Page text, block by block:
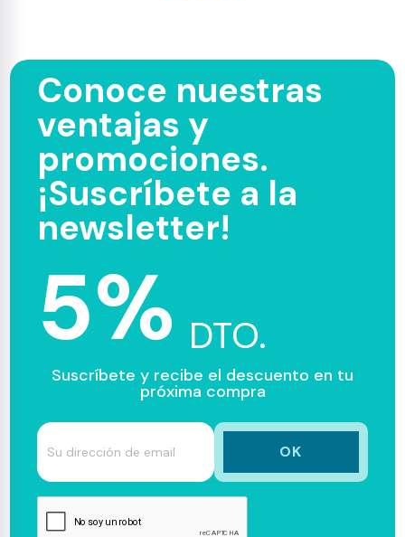
Conoce nuestras
ventajas y
promociones.
¡Suscríbete a la
newsletter!
5% DTO.
Suscríbete y recibe el descuento en tu
próxima compra